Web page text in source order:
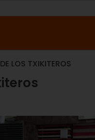
LOS TXIKITEROS